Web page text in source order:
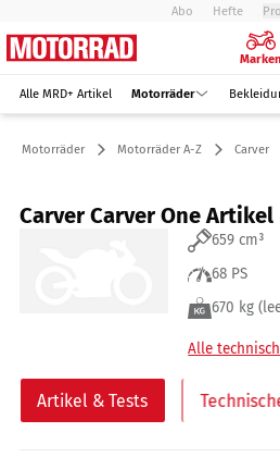
Abo Hefte
Marken
Alle MRD+ Artikel Motorräder
Motorräder Motorräder A-Z Carver
Carver Carver One Artikel
659 cm³
68 PS
670 kg
Alle
Artikel & Tests